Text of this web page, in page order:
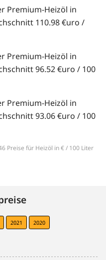
Premium-Heizöl in
110.98 €uro /
Premium-Heizöl in
96.52 €uro / 100
Premium-Heizöl in
93.06 €uro / 100
Preise für Heizöl in € / 100 Liter
2021
2020